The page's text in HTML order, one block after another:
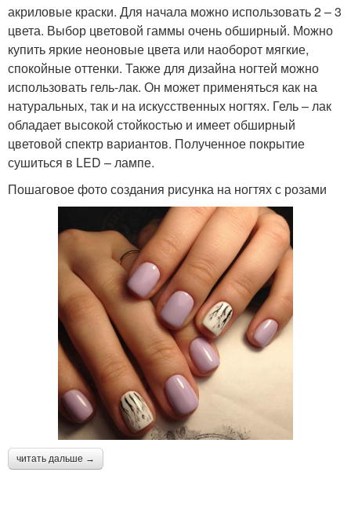
акриловые краски. Для начала можно использовать 2 – 3
цвета. Выбор цветовой гаммы очень обширный. Можно
купить яркие неоновые цвета или наоборот мягкие,
спокойные оттенки. Также для дизайна ногтей можно
использовать гель-лак. Он может применяться как на
натуральных, так и на искусственных ногтях. Гель – лак
обладает высокой стойкостью и имеет обширный
цветовой спектр вариантов. Полученное покрытие
сушиться в LED – лампе.
Пошаговое фото создания рисунка на ногтях с розами
читать дальше →